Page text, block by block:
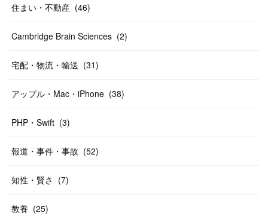
住まい・不動産 (46)
Cambridge Brain Sciences (2)
宅配・物流・輸送 (31)
アップル・Mac・iPhone (38)
PHP・Swift (3)
報道・事件・事故 (52)
知性・賢さ (7)
教養 (25)